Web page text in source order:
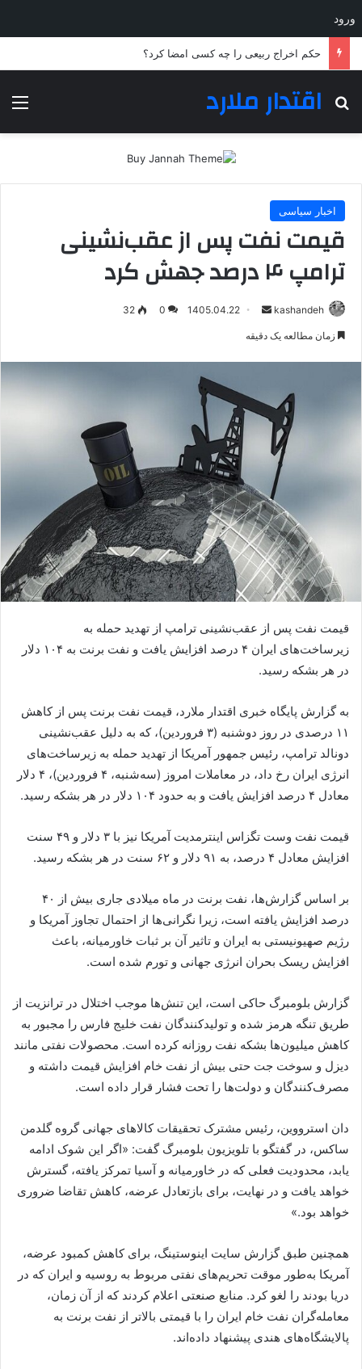
ورود
حکم اخراج ربیعی را چه کسی امضا کرد؟
اقتدار ملارد
جستجو برای
اخبار سیاسی
قیمت نفت پس از عقب‌نشینی
ترامپ ۴ درصد جهش کرد
kashandeh
ارسال1405.04.22
0
32
زمان مطالعه یک دقیقه
قیمت نفت پس از عقب‌نشینی ترامپ از تهدید حمله به
زیرساخت‌های ایران ۴ درصد افزایش یافت و نفت برنت به ۱۰۴ دلار
در هر بشکه رسید.
به گزارش پایگاه خبری اقتدار ملارد، قیمت نفت برنت پس از کاهش
۱۱ درصدی در روز دوشنبه (۳ فروردین)، که به دلیل عقب‌نشینی
دونالد ترامپ، رئیس جمهور آمریکا از تهدید حمله به زیرساخت‌های
انرژی ایران رخ داد، در معاملات امروز (سه‌شنبه، ۴ فروردین)، ۴ دلار
معادل ۴ درصد افزایش یافت و به حدود ۱۰۴ دلار در هر بشکه رسید.
قیمت نفت وست تگزاس اینترمدیت آمریکا نیز با ۳ دلار و ۴۹ سنت
افزایش معادل ۴ درصد، به ۹۱ دلار و ۶۲ سنت در هر بشکه رسید.
بر اساس گزارش‌ها، نفت برنت در ماه میلادی جاری بیش از ۴۰
درصد افزایش یافته است، زیرا نگرانی‌ها از احتمال تجاوز آمریکا و
رژیم صهیونیستی به ایران و تاثیر آن بر ثبات خاورمیانه، باعث
افزایش ریسک بحران انرژی جهانی و تورم شده است.
گزارش بلومبرگ حاکی است، این تنش‌ها موجب اختلال در ترانزیت از
طریق تنگه هرمز شده و تولیدکنندگان نفت خلیج فارس را مجبور به
کاهش میلیون‌ها بشکه نفت روزانه کرده است. محصولات نفتی مانند
دیزل و سوخت جت حتی بیش از نفت خام افزایش قیمت داشته و
مصرف‌کنندگان و دولت‌ها را تحت فشار قرار داده است.
دان استرووین، رئیس مشترک تحقیقات کالاهای جهانی گروه گلدمن
ساکس، در گفتگو با تلویزیون بلومبرگ گفت: «اگر این شوک ادامه
یابد، محدودیت فعلی که در خاورمیانه و آسیا تمرکز یافته، گسترش
خواهد یافت و در نهایت، برای بازتعادل عرضه، کاهش تقاضا ضروری
خواهد بود.»
همچنین طبق گزارش سایت اینوستینگ، برای کاهش کمبود عرضه،
آمریکا به‌طور موقت تحریم‌های نفتی مربوط به روسیه و ایران که در
دریا بودند را لغو کرد. منابع صنعتی اعلام کردند که از آن زمان،
معامله‌گران نفت خام ایران را با قیمتی بالاتر از نفت برنت به
پالایشگاه‌های هندی پیشنهاد داده‌اند.